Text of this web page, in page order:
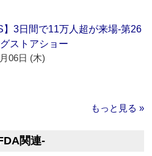
】3日間で11万人超が来場‐第26
ストアショー
06日 (木)
もっと見る »
関連‐